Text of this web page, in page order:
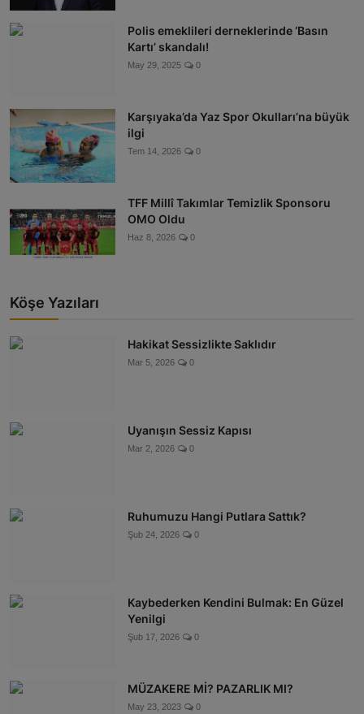
Polis emeklileri derneklerinde ‘Basın
Kartı’ skandalı!
May 29, 2025 0
Karşıyaka’da Yaz Spor Okulları’na büyük
ilgi
Tem 14, 2026 0
TFF Millî Takımlar Temizlik Sponsoru
OMO Oldu
Haz 8, 2026 0
Köşe Yazıları
Hakikat Sessizlikte Saklıdır
Mar 5, 2026 0
Uyanışın Sessiz Kapısı
Mar 2, 2026 0
Ruhumuzu Hangi Putlara Sattık?
Şub 24, 2026 0
Kaybederken Kendini Bulmak: En Güzel
Yenilgi
Şub 17, 2026 0
MÜZAKERE Mİ? PAZARLIK MI?
May 23, 2023 0